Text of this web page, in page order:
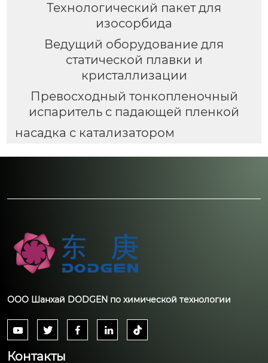
Технологический пакет для
изосорбида
Ведущий оборудование для
статической плавки и
кристаллизации
Превосходный тонкопленочный
испаритель с падающей пленкой
насадка с катализатором
ООО Шанхай DODGEN по химической технологии
    
Контакты